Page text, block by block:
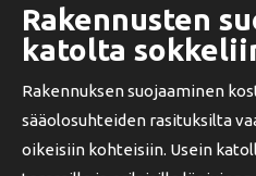
Rakennusten
katolta
Rakennuksen suojaaminen
sääolosuhteiden rasituksilta
oikeisiin kohteisiin. Usein